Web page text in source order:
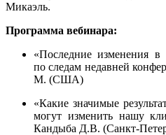
Микаэль.
Программа вебинара:
«Последние изменения в
по следам недавней
М. (США)
«Какие значимые
могут изменить нашу
Кандыба Д.В. (Санкт-